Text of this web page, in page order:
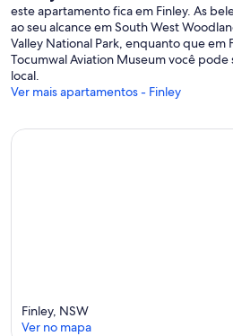
este apartamento fica em Finley. As
ao seu alcance em South West
Valley National Park, enquanto que em
Tocumwal Aviation Museum você pode
local.
Ver mais apartamentos - Finley
Finley, NSW
Ver no mapa